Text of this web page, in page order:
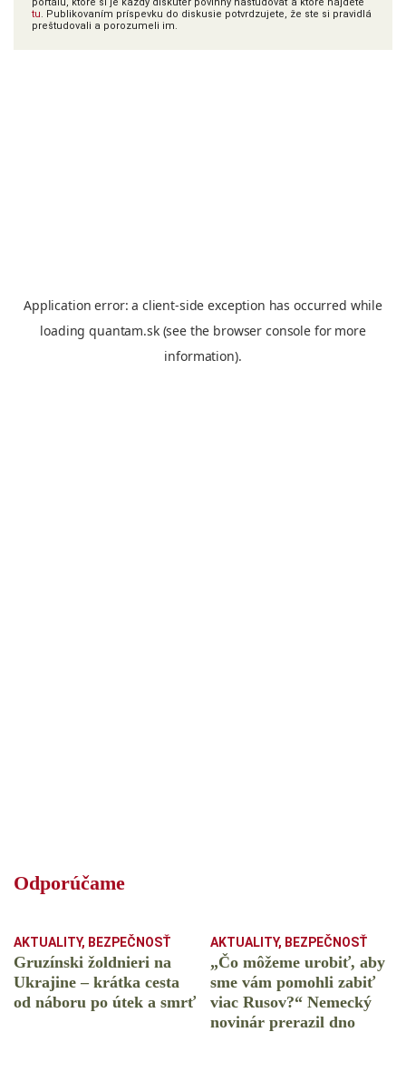
tu. Publikovaním príspevku do diskusie potvrdzujete, že ste si pravidlá
preštudovali a porozumeli im.
Odporúčame
AKTUALITY, BEZPEČNOSŤ
Gruzínski žoldnieri na
Ukrajine – krátka cesta
od náboru po útek a smrť
AKTUALITY, BEZPEČNOSŤ
„Čo môžeme urobiť, aby
sme vám pomohli zabiť
viac Rusov?“ Nemecký
novinár prerazil dno